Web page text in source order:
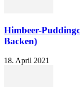
Himbeer-
Backen)
18. April 2021